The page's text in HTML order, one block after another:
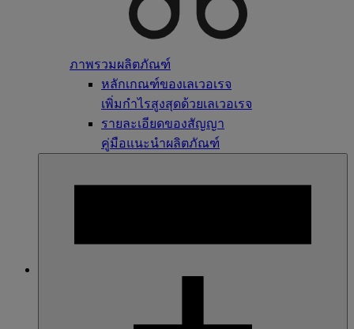
ภาพรวมผลิตภัณฑ์
หลักเกณฑ์ของเลเวอเรจ
เพิ่มกำไรสูงสุดด้วยเลเวอเรจ
รายละเอียดของสัญญา
คู่มือแนะนำผลิตภัณฑ์